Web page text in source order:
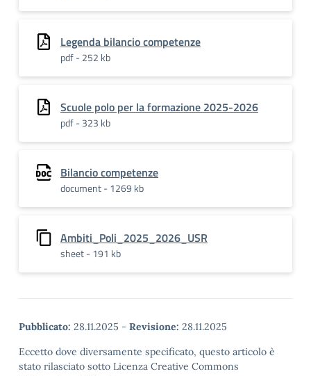
Legenda bilancio competenze
pdf - 252 kb
Scuole polo per la formazione 2025-2026
pdf - 323 kb
Bilancio competenze
document - 1269 kb
Ambiti_Poli_2025_2026_USR
sheet - 191 kb
Pubblicato: 28.11.2025 - Revisione: 28.11.2025
Eccetto dove diversamente specificato, questo articolo è
stato rilasciato sotto Licenza Creative Commons